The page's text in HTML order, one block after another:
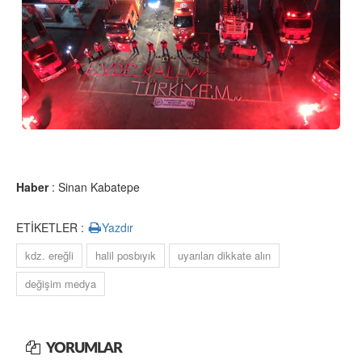
Haber: Sinan Kabatepe
ETİKETLER : Yazdır
kdz. ereğli halil posbıyık
uyarıları dikkate alın
değişim medya
YORUMLAR